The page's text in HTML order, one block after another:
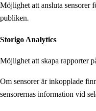
Möjlighet att ansluta sensorer
publiken.
Storigo Analytics
Möjlighet att skapa rapporter
Om sensorer är inkopplade
sensorernas information vid